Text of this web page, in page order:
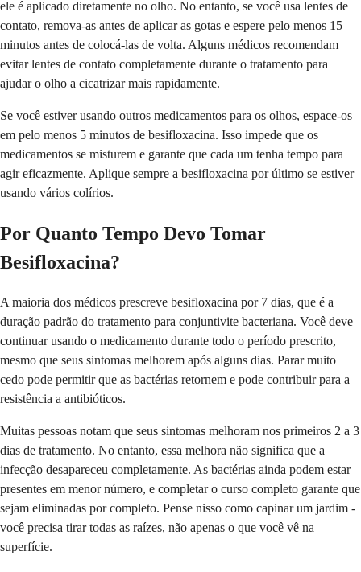
ele é aplicado diretamente no olho. No entanto, se você usa lentes de
contato, remova-as antes de aplicar as gotas e espere pelo menos 15
minutos antes de colocá-las de volta. Alguns médicos recomendam
evitar lentes de contato completamente durante o tratamento para
ajudar o olho a cicatrizar mais rapidamente.
Se você estiver usando outros medicamentos para os olhos, espace-os
em pelo menos 5 minutos de besifloxacina. Isso impede que os
medicamentos se misturem e garante que cada um tenha tempo para
agir eficazmente. Aplique sempre a besifloxacina por último se estiver
usando vários colírios.
Por Quanto Tempo Devo Tomar
Besifloxacina?
A maioria dos médicos prescreve besifloxacina por 7 dias, que é a
duração padrão do tratamento para conjuntivite bacteriana. Você deve
continuar usando o medicamento durante todo o período prescrito,
mesmo que seus sintomas melhorem após alguns dias. Parar muito
cedo pode permitir que as bactérias retornem e pode contribuir para a
resistência a antibióticos.
Muitas pessoas notam que seus sintomas melhoram nos primeiros 2 a 3
dias de tratamento. No entanto, essa melhora não significa que a
infecção desapareceu completamente. As bactérias ainda podem estar
presentes em menor número, e completar o curso completo garante que
sejam eliminadas por completo. Pense nisso como capinar um jardim -
você precisa tirar todas as raízes, não apenas o que você vê na
superfície.